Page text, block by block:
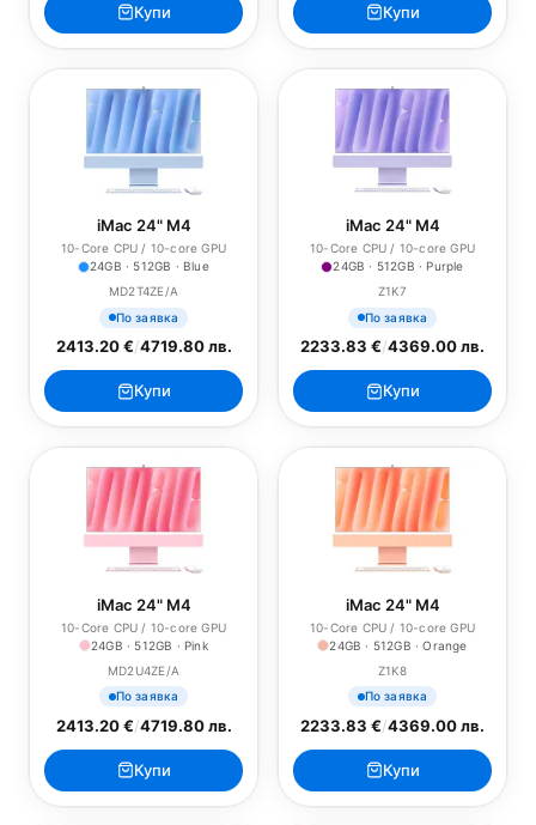
Купи Купи
iMac 24" M4
10-Core CPU / 10-core GPU
24GB · 512GB · Blue
MD2T4ZE/A
По заявка
2413.20 €/4719.80 лв.
Купи
iMac 24" M4
10-Core CPU / 10-core GPU
24GB · 512GB · Purple
Z1K7
По заявка
2233.83 €/4369.00 лв.
Купи
iMac 24" M4
10-Core CPU / 10-core GPU
24GB · 512GB · Pink
MD2U4ZE/A
По заявка
2413.20 €/4719.80 лв.
Купи
iMac 24" M4
10-Core CPU / 10-core GPU
24GB · 512GB · Orange
Z1K8
По заявка
2233.83 €/4369.00 лв.
Купи